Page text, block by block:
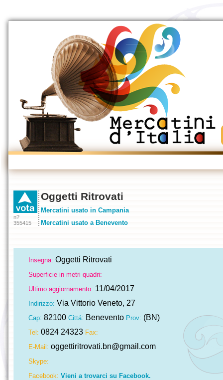
n?
355415
Oggetti Ritrovati
Mercatini usato in Campania
Mercatini usato a Benevento
Insegna: Oggetti Ritrovati
Superficie in metri quadri:
Ultimo aggiornamento: 11/04/2017
Indirizzo: Via Vittorio Veneto, 27
Cap: 82100 Cittá: Benevento Prov: (BN)
Tel: 0824 24323 Fax:
E-Mail: oggettiritrovati.bn@gmail.com
Skype:
Facebook: Vieni a trovarci su Facebook.